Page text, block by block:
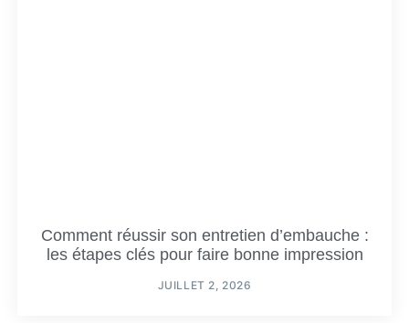
Comment réussir son entretien d’embauche :
les étapes clés pour faire bonne impression
JUILLET 2, 2026